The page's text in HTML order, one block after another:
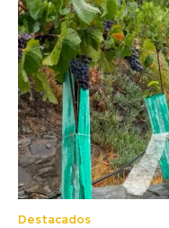
Destacados